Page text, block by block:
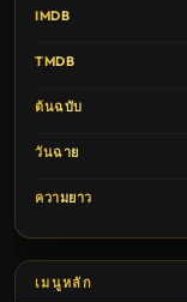
IMDB
TMDB
ต้นฉบับ
วันฉาย
ความยาว
เมนูหลัก